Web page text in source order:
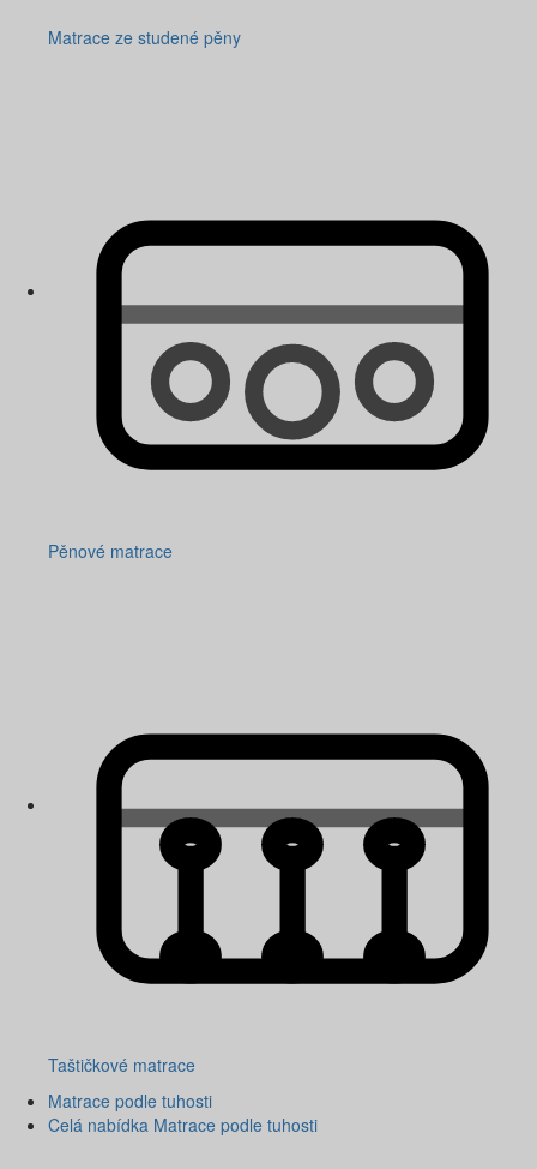
Matrace ze studené pěny
Pěnové matrace
Taštičkové matrace
Matrace podle tuhosti
Celá nabídka Matrace podle tuhosti